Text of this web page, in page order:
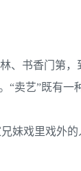
、书香门第，
“卖艺”既有一
妹戏里戏外的